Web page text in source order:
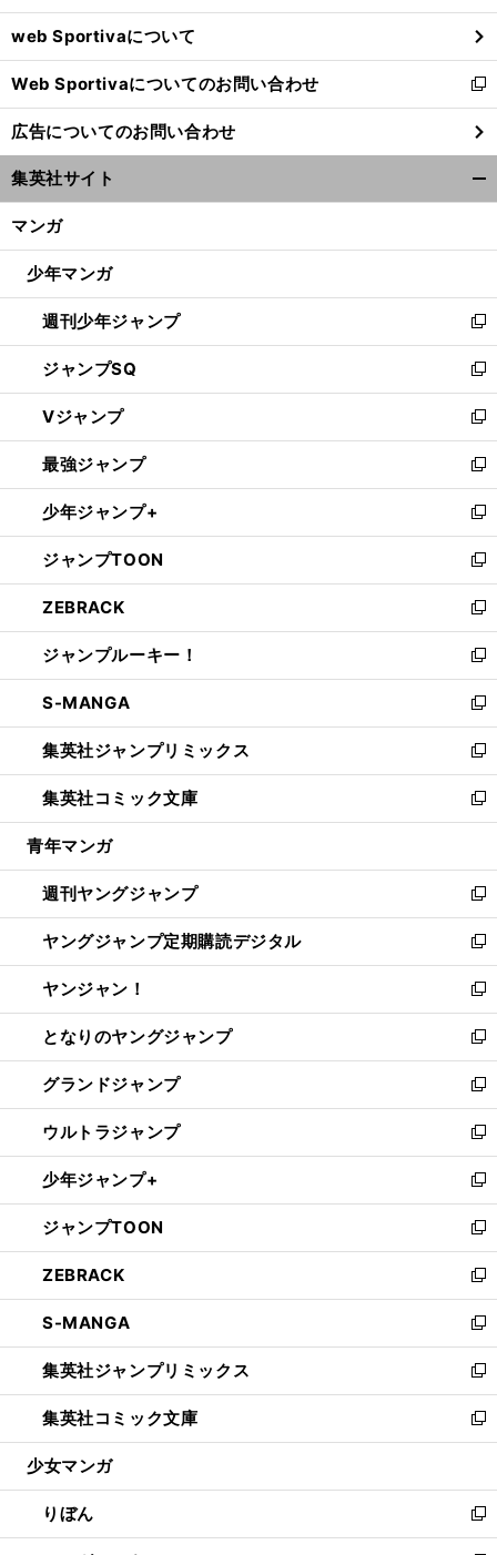
ウ
で
開
く
web Sportivaについて
Web Sportivaについてのお問い合わせ
新
し
い
ウ
ィ
ン
ウ
開
く
広告についてのお問い合わせ
集英社サイト
マンガ
少年マンガ
週刊少年ジャンプ
新
し
い
ウ
ィ
ン
ド
ウ
で
開
く
ジャンプSQ
新
し
い
ウ
ィ
ン
ド
ウ
で
開
く
Vジャンプ
新
し
い
ウ
ィ
ン
ド
ウ
で
開
く
最強ジャンプ
新
し
い
ウ
ィ
ン
ド
ウ
で
開
く
少年ジャンプ+
新
し
い
ウ
ィ
ン
ド
ウ
で
開
く
ジャンプTOON
新
し
い
ウ
ィ
ン
ド
ウ
で
開
く
ZEBRACK
新
し
い
ウ
ィ
ン
ド
ウ
で
開
ジャンプルーキー！
新
し
い
ウ
ィ
ン
ド
ウ
開
く
S-MANGA
新
し
い
ウ
ィ
ン
ウ
で
開
く
集英社ジャンプリミックス
新
し
い
ウ
ン
ド
ウ
で
開
く
集英社コミック文庫
新
し
ウ
ィ
ン
ド
ウ
で
開
く
青年マンガ
週刊ヤングジャンプ
新
し
い
ウ
ィ
ン
ド
ウ
で
開
く
ヤングジャンプ定期購読デジタル
新
し
い
ウ
ィ
ン
ド
ウ
で
開
く
ヤンジャン！
新
し
い
ウ
ィ
ン
ド
ウ
で
開
く
となりのヤングジャンプ
新
し
い
ウ
ィ
ン
ド
ウ
で
開
く
グランドジャンプ
新
し
い
ウ
ィ
ン
ド
ウ
で
開
く
ウルトラジャンプ
新
し
い
ウ
ィ
ン
ド
ウ
で
開
く
少年ジャンプ+
新
し
い
ウ
ィ
ン
ド
ウ
で
開
く
ジャンプTOON
新
し
い
ウ
ィ
ン
ド
ウ
で
開
ZEBRACK
新
し
い
ウ
ィ
ン
ド
ウ
開
く
S-MANGA
新
し
い
ウ
ィ
ン
ウ
で
開
集英社ジャンプリミックス
新
し
い
ウ
ン
ド
ウ
集英社コミック文庫
新
し
ウ
ィ
ン
少女マンガ
りぼん
新
し